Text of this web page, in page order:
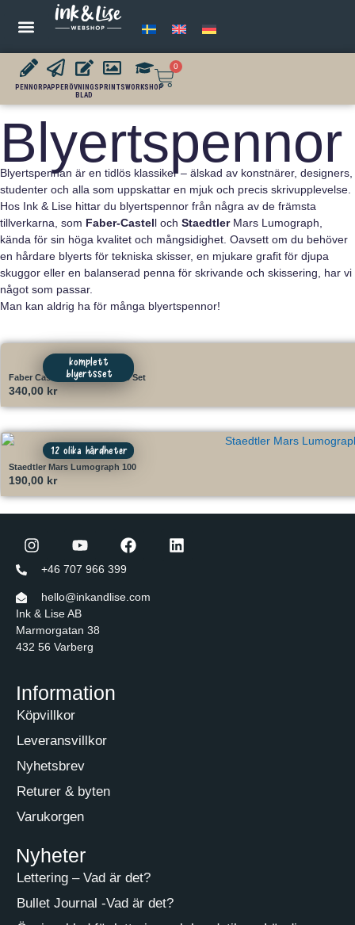
PENNOR PAPPERÖVNINGS
BLAD
PRINTSWORKSHOP
0
Blyertspennor
Blyertspennan är en tidlös klassiker – älskad av konstnärer, designers,
studenter och alla som uppskattar en mjuk och precis skrivupplevelse.
Hos Ink & Lise hittar du blyertspennor från några av de främsta
tillverkarna, som Faber-Castell och StaedtlerMars Lumograph,
kända för sin höga kvalitet och mångsidighet. Oavsett om du behöver
en hårdare blyerts för tekniska skisser, en mjukare grafit för djupa
skuggor eller en balanserad penna för skrivande och skissering, har vi
något som passar.
Man kan aldrig ha för många blyertspennor!
komplett
blyertsset
Faber Castell 11 Pitt Graphite Set
340,00 kr
12 olika hårdheter
Staedtler Mars Lumograph 100
190,00 kr
+46 707 966 399
hello@inkandlise.com
Ink & Lise AB
Marmorgatan 38
432 56 Varberg
Information
Köpvillkor
Leveransvillkor
Nyhetsbrev
Returer & byten
Varukorgen
Nyheter
Lettering – Vad är det?
Bullet Journal -Vad är det?